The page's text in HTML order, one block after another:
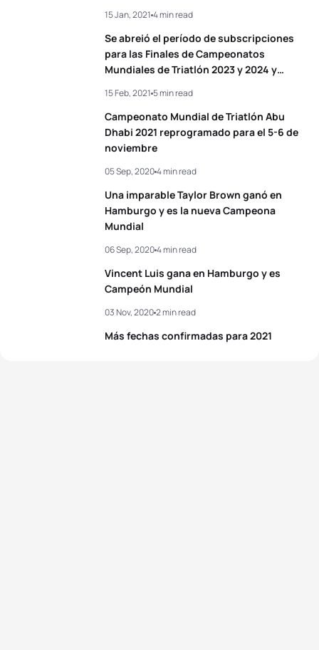
FRA 01:44:15
USA 01:44:23
SUI 01:44:24
View full results
Se abreió el período de subscripciones
para las Finales de Campeonatos
Mundiales de Triatlón 2023 y 2024 y
15 Jan, 2021 4 min read
Campeonato Mundial de Triatlón Abu
Dhabi 2021 reprogramado para el 5-6 de
noviembre
15 Feb, 2021 5 min read
Una imparable Taylor Brown ganó en
Hamburgo y es la nueva Campeona
Mundial
05 Sep, 20204 min read
Vincent Luis gana en Hamburgo y es
Campeón Mundial
06 Sep, 20204 min read
Más fechas confirmadas para 2021
03 Nov, 20202 min read